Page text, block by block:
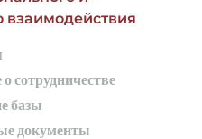
взаимодействия
сотрудничестве
базы
документы